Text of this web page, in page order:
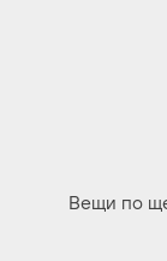
Вещи по